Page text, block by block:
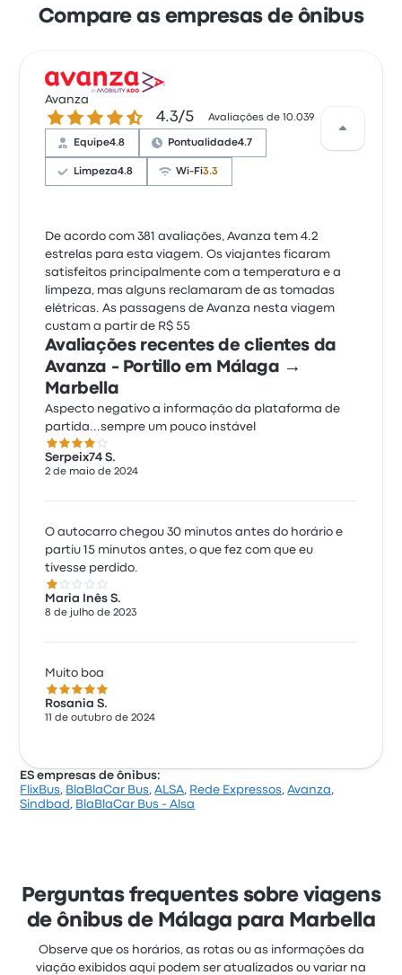
Compare as empresas de ônibus
Avanza
4.3 de 5 estrelas 4.3/5 Avaliações de 10.039
Equipe4.8 Pontualidade4.7
Limpeza4.8 Wi-Fi3.3
De acordo com 381 avaliações, Avanza tem 4.2
estrelas para esta viagem. Os viajantes ficaram
satisfeitos principalmente com a temperatura e a
limpeza, mas alguns reclamaram de as tomadas
elétricas. As passagens de Avanza nesta viagem
custam a partir de R$ 55
Avaliações recentes de clientes da
Avanza - Portillo em Málaga →
Marbella
Aspecto negativo a informação da plataforma de
partida...sempre um pouco instável
4.0 de 5 estrelas
Serpeix74 S.
2 de maio de 2024
O autocarro chegou 30 minutos antes do horário e
partiu 15 minutos antes, o que fez com que eu
tivesse perdido.
1.0 de 5 estrelas
Maria Inês S.
8 de julho de 2023
Muito boa
5.0 de 5 estrelas
Rosania S.
11 de outubro de 2024
ES empresas de ônibus:
FlixBus, BlaBlaCar Bus,ALSA, Rede Expressos,Avanza,
Sindbad , BlaBlaCar Bus - Alsa
Perguntas frequentes sobre viagens
de ônibus de Málaga para Marbella
Observe que os horários, as rotas ou as informações da
viação exibidos aqui podem ser atualizados ou variar na